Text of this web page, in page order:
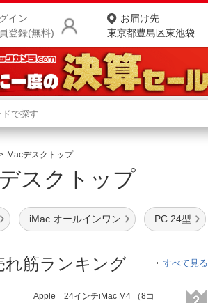
イン
登録(無料)
お届け先
東京都豊島区東池袋
カテゴリ一覧からさがす
お客様サポート
ご利用ガイド
Macデスクトップ
スクトップ
iMac オールインワン PC 24型
れ筋ランキング すべて見る
Apple 24インチiMac M4 （8コ